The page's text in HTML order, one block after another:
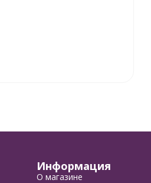
Информация
О магазине